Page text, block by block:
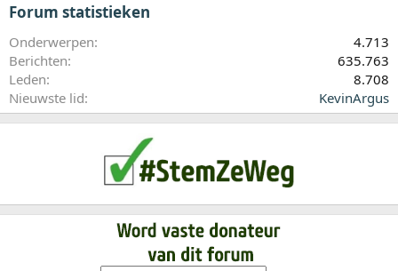
Forum statistieken
Onderwerpen
4.713
Berichten
635.763
Leden
8.708
Nieuwste lid
KevinArgus